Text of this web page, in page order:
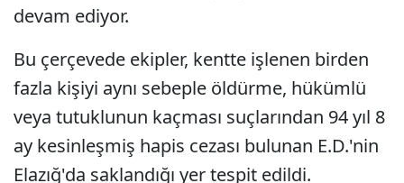
devam ediyor.
Bu çerçevede ekipler, kentte işlenen birden
fazla kişiyi aynı sebeple öldürme, hükümlü
veya tutuklunun kaçması suçlarından 94 yıl 8
ay kesinleşmiş hapis cezası bulunan E.D.'nin
Elazığ'da saklandığı yer tespit edildi.